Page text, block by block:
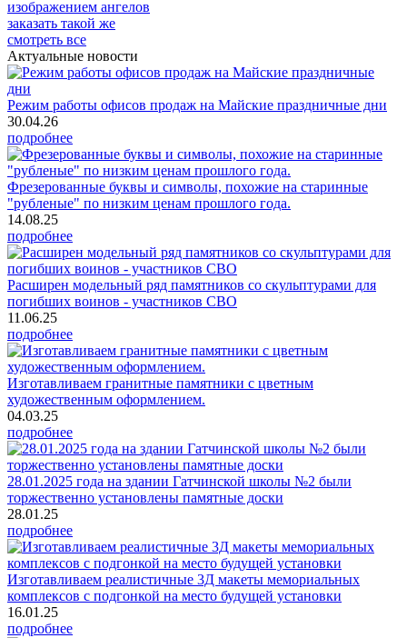
изображением ангелов
заказать такой же
смотреть все
Актуальные новости
Режим работы офисов продаж на Майские праздничные дни
30.04.26
подробнее
Фрезерованные буквы и символы, похожие на старинные
"рубленые" по низким ценам прошлого года.
14.08.25
подробнее
Расширен модельный ряд памятников со скульптурами для
погибших воинов - участников СВО
11.06.25
подробнее
Изготавливаем гранитные памятники с цветным
художественным оформлением.
04.03.25
подробнее
28.01.2025 года на здании Гатчинской школы №2 были
торжественно установлены памятные доски
28.01.25
подробнее
Изготавливаем реалистичные 3Д макеты мемориальных
комплексов с подгонкой на место будущей установки
16.01.25
подробнее